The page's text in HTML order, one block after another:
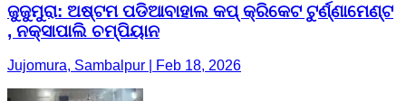
ଜୁଜୁମୁରା: ଅଷ୍ଟମ ପଡିଆବାହାଲ କପ୍ କ୍ରିକେଟ ଟୁର୍ଣ୍ଣାମେଣ୍ଟ
, ନକ୍ସାପାଲି ଚମ୍ପିୟାନ
Jujomura, Sambalpur | Feb 18, 2026